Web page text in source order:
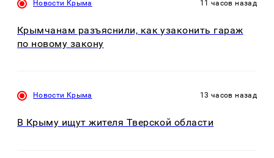
Новости Крыма 11 часов назад
Крымчанам разъяснили, как узаконить гараж
по новому закону
Новости Крыма 13 часов назад
В Крыму ищут жителя Тверской области